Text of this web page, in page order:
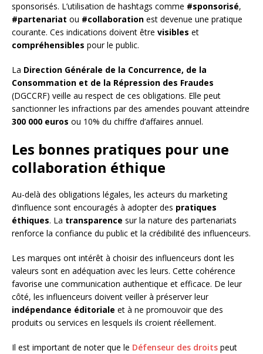
sponsorisés. L’utilisation de hashtags comme #sponsorisé,
#partenariat ou #collaboration est devenue une pratique
courante. Ces indications doivent être visibles et
compréhensibles pour le public.
La Direction Générale de la Concurrence, de la
Consommation et de la Répression des Fraudes
(DGCCRF) veille au respect de ces obligations. Elle peut
sanctionner les infractions par des amendes pouvant atteindre
300 000 euros ou 10% du chiffre d’affaires annuel.
Les bonnes pratiques pour une
collaboration éthique
Au-delà des obligations légales, les acteurs du marketing
d’influence sont encouragés à adopter des pratiques
éthiques. La transparence sur la nature des partenariats
renforce la confiance du public et la crédibilité des influenceurs.
Les marques ont intérêt à choisir des influenceurs dont les
valeurs sont en adéquation avec les leurs. Cette cohérence
favorise une communication authentique et efficace. De leur
côté, les influenceurs doivent veiller à préserver leur
indépendance éditoriale et à ne promouvoir que des
produits ou services en lesquels ils croient réellement.
Il est important de noter que le Défenseur des droits peut